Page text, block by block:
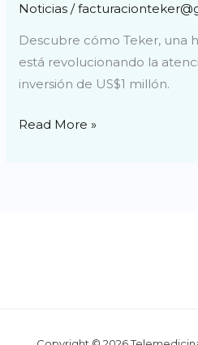
Noticias /
Descubre cómo Teker, una
está revolucionando la
inversión de US$1 millón.
Read More »